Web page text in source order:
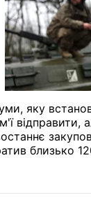
яку
відправити,
близько